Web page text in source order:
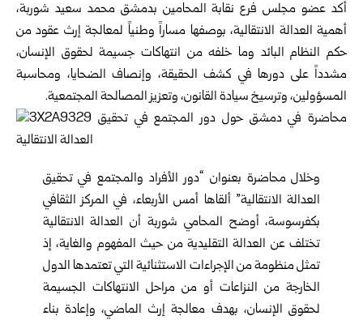
أكد عضو مجلس فرع نقابة المحامين بدمشق محمد سعيد شوربة،
أهمية العدالة ‏الانتقالية، بوصفها مساراً وطنياً لمعالجة إرث عقود من
حكم النظام البائد وما خلفه ‏من انتهاكات جسيمة لحقوق الإنسان،
مشدداً على دورها في كشف الحقيقة، وإنصاف ‏الضحايا، ومحاسبة
المسؤولين، وترسيخ سيادة القانون، وتعزيز المصالحة المجتمعية.‏
وخلال محاضرة بعنوان “دور الأفراد والمجتمع في تحقيق
العدالة الانتقالية” ألقاها ‏أمس الأربعاء، في المركز الثقافي
بكفرسوسة، أوضح المحامي شوربة أن العدالة ‏الانتقالية
تختلف عن العدالة التقليدية من حيث المفهوم والغاية، إذ
تمثل منظومة من ‏الإجراءات الاستثنائية التي تعتمدها الدول
الخارجة من النزاعات أو من مراحل ‏الانتهاكات الجسيمة
لحقوق الإنسان، بهدف معالجة إرث الماضي، وإعادة بناء